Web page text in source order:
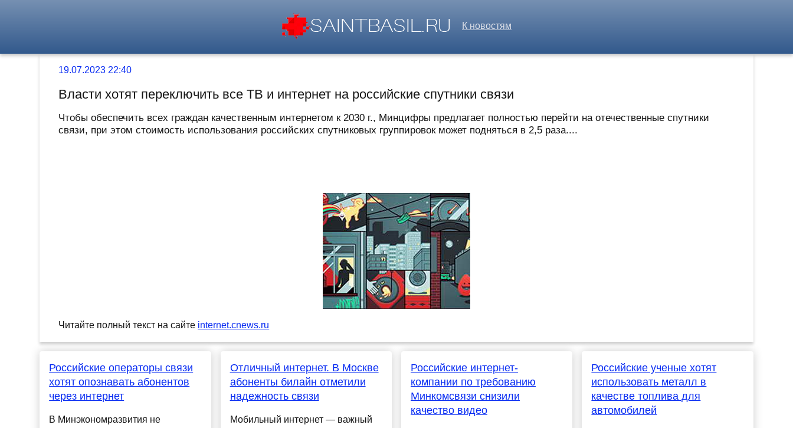
К новостям
19.07.2023 22:40
Власти хотят переключить все ТВ и интернет на российские спутники связи
Чтобы обеспечить всех граждан качественным интернетом к 2030 г., Минцифры предлагает полностью перейти на отечественные спутники
связи, при этом стоимость использования российских спутниковых группировок может подняться в 2,5 раза....
Читайте полный текст на сайте internet.cnews.ru
Российские операторы связи
хотят опознавать абонентов
через интернет
В Минэкономразвития не
Отличный интернет. В Москве
абоненты билайн отметили
надежность связи
Мобильный интернет — важный
Российские интернет-
компании по требованию
Минкомсвязи снизили
качество видео
Российские ученые хотят
использовать металл в
качестве топлива для
автомобилей